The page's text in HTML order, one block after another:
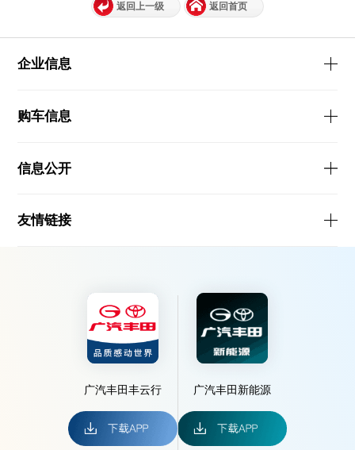
返回上一级 返回首页
企业信息
购车信息
信息公开
友情链接
广汽丰田丰云行 广汽丰田新能源